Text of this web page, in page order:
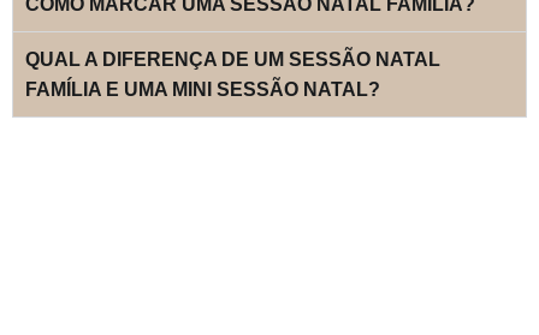
COMO MARCAR UMA SESSÃO NATAL FAMÍLIA?
QUAL A DIFERENÇA DE UM SESSÃO NATAL
FAMÍLIA E UMA MINI SESSÃO NATAL?